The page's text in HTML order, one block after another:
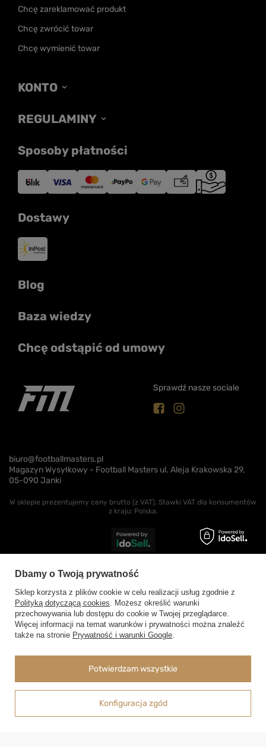
Dodaj do koszyka
Możesz kupić także poprzez:
Chcę zareklamować produkt
Chcę zwrócić towar
Chcę wymienić towar
KONTO
REGULAMINY
Sprawdź nasze sociale
Sposoby płatności
Dostawy
Blog
Baza wiedzy
Chcę odstąpić od umowy
biuro@footballmasters.pl
Magazyn Wysyłkowy - Football Masters ul. Aleja Krakowska 29,
05-090 Janki
W sklepie prezentujemy ceny brutto (z VAT). Stawki VAT dla konsumentów
z kraju: Polska.
Dbamy o Twoją prywatność
Sklep korzysta z plików cookie w celu realizacji usług zgodnie z
Polityką dotyczącą cookies. Możesz określić warunki
przechowywania lub dostępu do cookie w Twojej przeglądarce.
Więcej informacji na temat warunków i prywatności można znaleźć
także na stronie Prywatność i warunki Google.
Konfiguracja zgód
Potwierdzam wszystkie